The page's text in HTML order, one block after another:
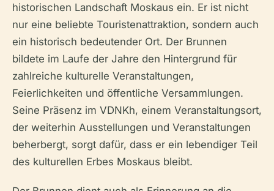
historischen Landschaft Moskaus ein. Er ist nicht
nur eine beliebte Touristenattraktion, sondern auch
ein historisch bedeutender Ort. Der Brunnen
bildete im Laufe der Jahre den Hintergrund für
zahlreiche kulturelle Veranstaltungen,
Feierlichkeiten und öffentliche Versammlungen.
Seine Präsenz im VDNKh, einem Veranstaltungsort,
der weiterhin Ausstellungen und Veranstaltungen
beherbergt, sorgt dafür, dass er ein lebendiger Teil
des kulturellen Erbes Moskaus bleibt.